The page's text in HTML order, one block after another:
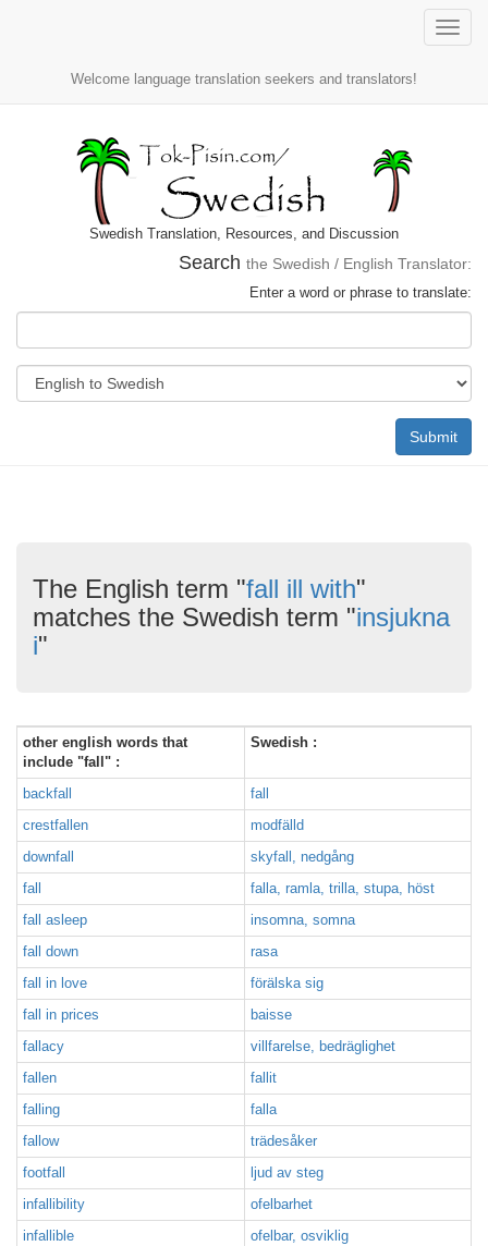
Toggle
Welcome language translation seekers and translators!
Swedish Translation, Resources, and Discussion
Search the Swedish / English Translator:
Enter a word or phrase to translate:
Submit
The English term "fall ill with"
matches the Swedish term "insjukna
i"
other english words that
include "fall" :
Swedish :
backfall
fall
crestfallen
modfälld
downfall
skyfall, nedgång
fall
falla, ramla, trilla, stupa, höst
fall asleep
insomna, somna
fall down
rasa
fall in love
förälska sig
fall in prices
baisse
fallacy
villfarelse, bedräglighet
fallen
fallit
falling
falla
fallow
trädesåker
footfall
ljud av steg
infallibility
ofelbarhet
infallible
ofelbar, osviklig